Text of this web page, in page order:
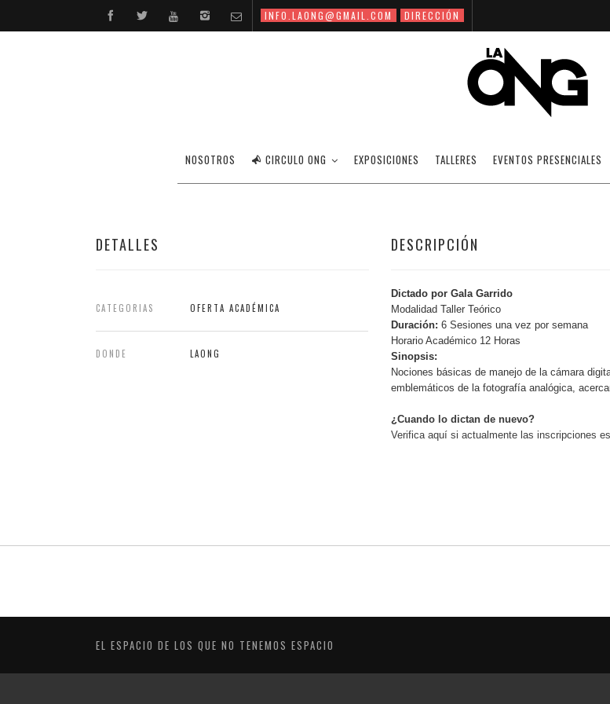
INFO.LAONG@GMAIL.COM DIRECCIÓN
NOSOTROS CIRCULO ONG EXPOSICIONES TALLERES EVENTOS PRESENCIALES
BÁSICO DIGITAL 1
DETALLES
CATEGORIAS OFERTA ACADÉMICA
DONDE LAONG
DESCRIPCIÓN
Dictado por Gala Garrido
Modalidad Taller Teórico
Duración: 6 Sesiones una vez por semana
Horario Académico 12 Horas
Sinopsis:
Nociones básicas de manejo de la cámara
emblemáticos de la fotografía analógica,
¿Cuando lo dictan de nuevo?
Verifica aquí si actualmente las inscripciones
EL ESPACIO DE LOS QUE NO TENEMOS ESPACIO